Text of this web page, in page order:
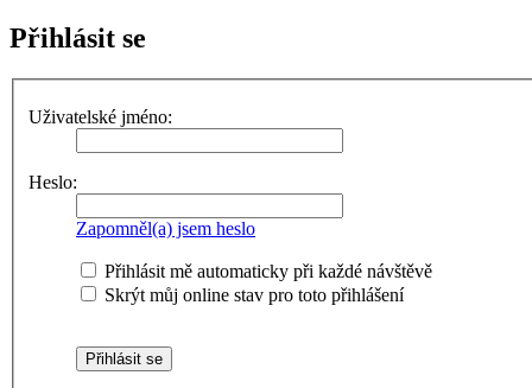
Přihlásit se
Uživatelské jméno:
Heslo:
Zapomněl(a) jsem heslo
Přihlásit mě automaticky při každé návštěvě
Skrýt můj online stav pro toto přihlášení